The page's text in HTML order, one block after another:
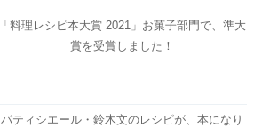
「料理レシピ本大賞 2021」お菓子部門で、準大
賞を受賞しました！
パティシエール・鈴木文のレシピが、本になり